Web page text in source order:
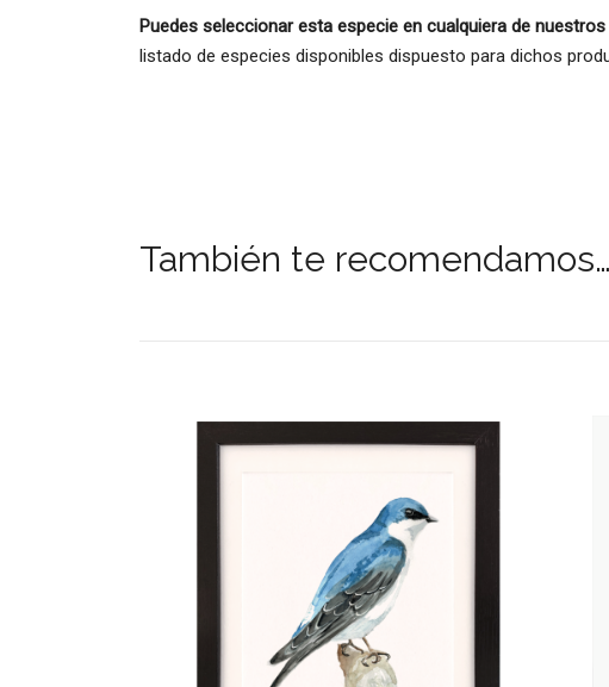
Puedes seleccionar esta especie en cualquiera de
listado de especies disponibles dispuesto para dichos
También te recomendamos…